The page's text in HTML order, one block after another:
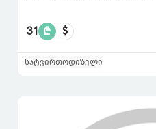
31 ₾ $
სატვირთოდიზელი